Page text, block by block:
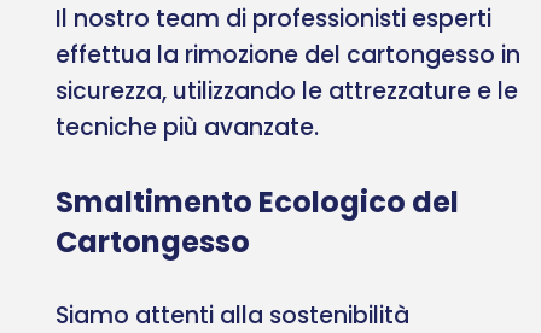
Il nostro team di professionisti esperti
effettua la rimozione del cartongesso in
sicurezza, utilizzando le attrezzature e le
tecniche più avanzate.
Smaltimento Ecologico del
Cartongesso
Siamo attenti alla sostenibilità